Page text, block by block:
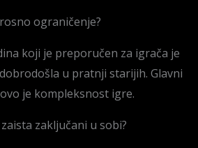
ograničenje?
koji je preporučen za igrača je
u pratnji starijih. Glavni
je kompleksnost igre.
zaključani u sobi?